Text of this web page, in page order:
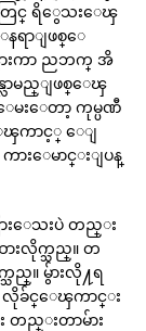
ြင္ ရိွေသးေၾ
ရာျဖစ္ေ
းကာ ညဘက္ အိ
ာမည္ျဖစ္ေၾ
မးေတာ့ ကုမ္ပဏီ
ၾကာင့္ ေျ
ားေမာင္းျပန္
ားေသးပဲ တည္း
ားလိုက္သည္။ တ
ည္။ မွ်ားလို႔ရ
လိုခ်င္ေၾကာင္း
တည္းတာမ်ား